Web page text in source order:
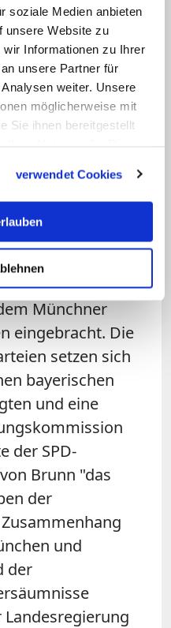
soziale Medien anbieten
unsere Website zu
Informationen zu Ihrer
unsere Partner für
weiter. Unsere
möglicherweise mit
Sie ihnen bereitgestellt
verwendet Cookies
dabei persönlich
können, damit es
etablierten
Kirche wolle
aber zugleich,
jederzeit
Fraktionen der
bayerischen
im
Münchner
eingebracht. Die
setzen sich
bayerischen
und eine
der SPD-
Brunn "das
der
und
der